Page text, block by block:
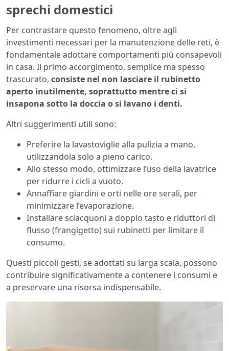
sprechi domestici
Per contrastare questo fenomeno, oltre agli
investimenti necessari per la manutenzione delle reti, è
fondamentale adottare comportamenti più consapevoli
in casa. Il primo accorgimento, semplice ma spesso
trascurato, consiste nel non lasciare il rubinetto
aperto inutilmente, soprattutto mentre ci si
insapona sotto la doccia o si lavano i denti.
Altri suggerimenti utili sono:
Preferire la lavastoviglie alla pulizia a mano,
utilizzandola solo a pieno carico.
Allo stesso modo, ottimizzare l’uso della lavatrice
per ridurre i cicli a vuoto.
Annaffiare giardini e orti nelle ore serali, per
minimizzare l’evaporazione.
Installare sciacquoni a doppio tasto e riduttori di
flusso (frangigetto) sui rubinetti per limitare il
consumo.
Questi piccoli gesti, se adottati su larga scala, possono
contribuire significativamente a contenere i consumi e
a preservare una risorsa indispensabile.